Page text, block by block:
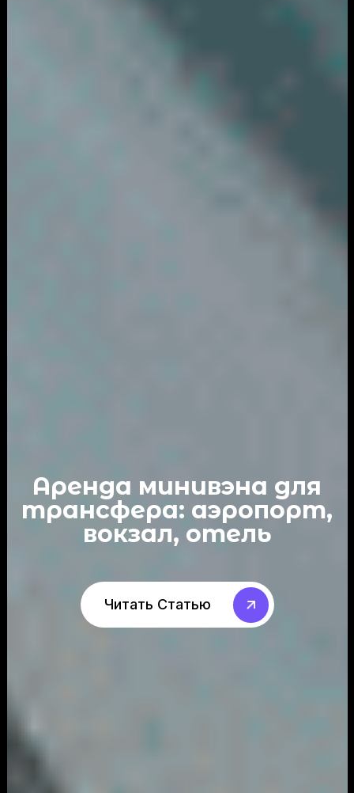
Аренда минивэна для
трансфера: аэропорт,
вокзал, отель
Читать Статью